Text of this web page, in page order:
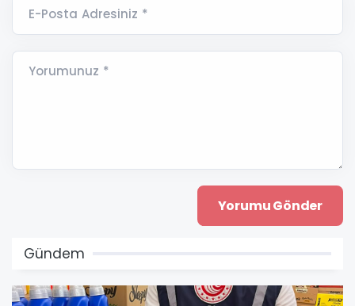
E-Posta Adresiniz *
Yorumunuz *
Gündem